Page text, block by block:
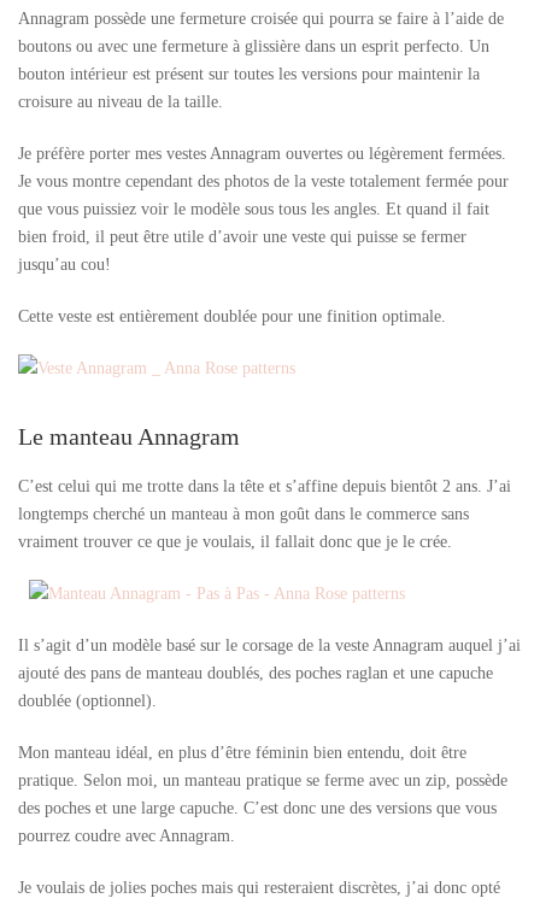
Annagram possède une fermeture croisée qui pourra se faire à l’aide de
boutons ou avec une fermeture à glissière dans un esprit perfecto. Un
bouton intérieur est présent sur toutes les versions pour maintenir la
croisure au niveau de la taille.
Je préfère porter mes vestes Annagram ouvertes ou légèrement fermées.
Je vous montre cependant des photos de la veste totalement fermée pour
que vous puissiez voir le modèle sous tous les angles. Et quand il fait
bien froid, il peut être utile d’avoir une veste qui puisse se fermer
jusqu’au cou!
Cette veste est entièrement doublée pour une finition optimale.
Le manteau Annagram
C’est celui qui me trotte dans la tête et s’affine depuis bientôt 2 ans. J’ai
longtemps cherché un manteau à mon goût dans le commerce sans
vraiment trouver ce que je voulais, il fallait donc que je le crée.
Il s’agit d’un modèle basé sur le corsage de la veste Annagram auquel j’ai
ajouté des pans de manteau doublés, des poches raglan et une capuche
doublée (optionnel).
Mon manteau idéal, en plus d’être féminin bien entendu, doit être
pratique. Selon moi, un manteau pratique se ferme avec un zip, possède
des poches et une large capuche. C’est donc une des versions que vous
pourrez coudre avec Annagram.
Je voulais de jolies poches mais qui resteraient discrètes, j’ai donc opté